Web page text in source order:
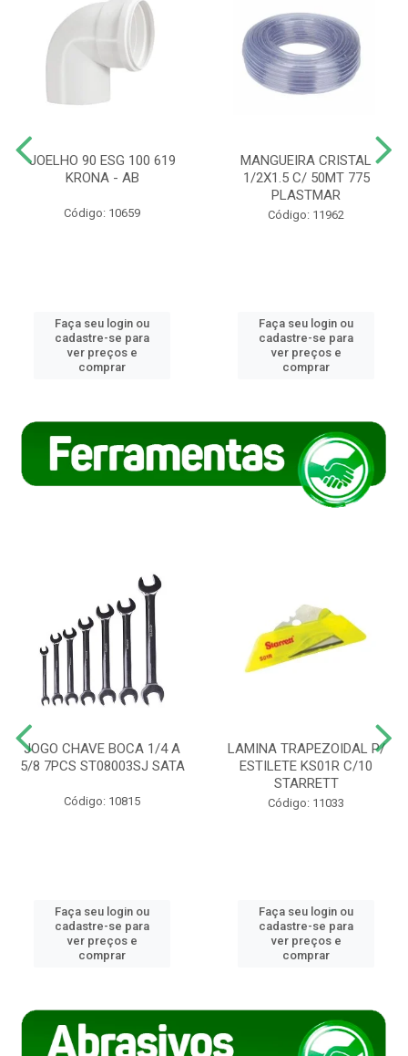
JOELHO 90 ESG 100 619
KRONA - AB
Código: 10659
Faça seu login ou
cadastre-se para
ver preços e
comprar
MANGUEIRA CRISTAL
1/2X1.5 C/ 50MT 775
PLASTMAR
Código: 11962
Faça seu login ou
cadastre-se para
ver preços e
comprar
JOGO CHAVE BOCA 1/4 A
5/8 7PCS ST08003SJ SATA
Código: 10815
Faça seu login ou
cadastre-se para
ver preços e
comprar
LAMINA TRAPEZOIDAL P/
ESTILETE KS01R C/10
STARRETT
Código: 11033
Faça seu login ou
cadastre-se para
ver preços e
comprar